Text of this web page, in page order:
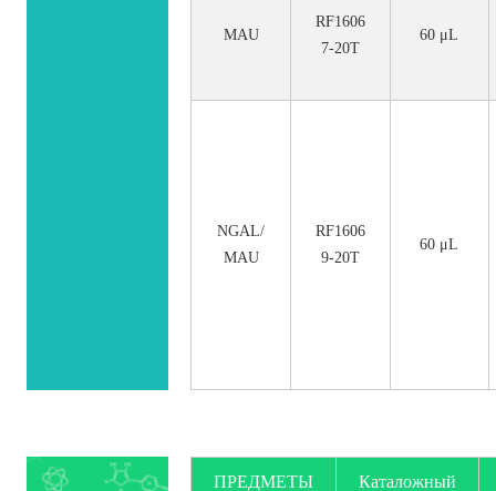
MAU
RF1606
7-20T
60 μL
NGAL/
MAU
RF1606
9-20T
60 μL
ПРЕДМЕТЫ Каталожный